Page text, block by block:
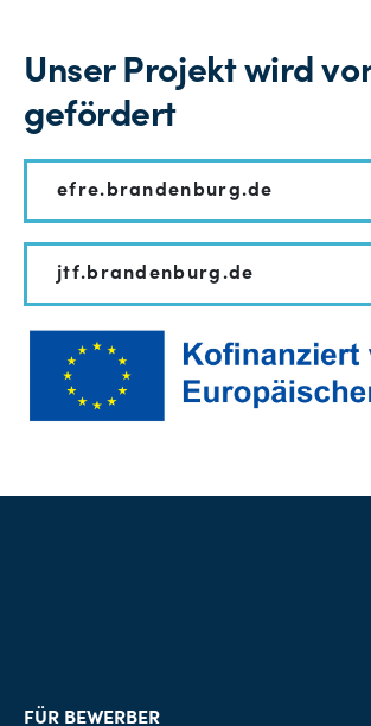
Unser Projekt wird
gefördert
efre.brandenburg.de
jtf.brandenburg.de
FÜR BEWERBER